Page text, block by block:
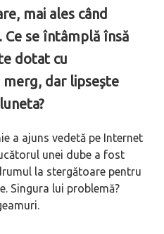
mai ales când
se întâmplă însă
dotat cu
dar lipsește
a ajuns vedetă pe Internet
unei dube a fost
la stergătoare pentru
Singura lui problemă?